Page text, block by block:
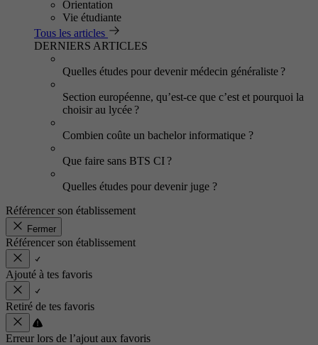
Orientation
Vie étudiante
Tous les articles
DERNIERS ARTICLES
Quelles études pour devenir médecin généraliste ?
Section européenne, qu’est-ce que c’est et pourquoi la
choisir au lycée ?
Combien coûte un bachelor informatique ?
Que faire sans BTS CI ?
Quelles études pour devenir juge ?
Référencer son établissement
Fermer
Référencer son établissement
Ajouté à tes favoris
Retiré de tes favoris
Erreur lors de l’ajout aux favoris